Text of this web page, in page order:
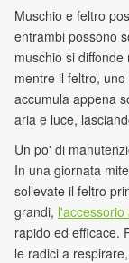
Muschio e feltro
entrambi possono
muschio si
mentre il feltro,
accumula appena
aria e luce,
Un po' di
In una giornata
sollevate il feltro
grandi, l'accessorio
rapido ed efficace.
le radici a